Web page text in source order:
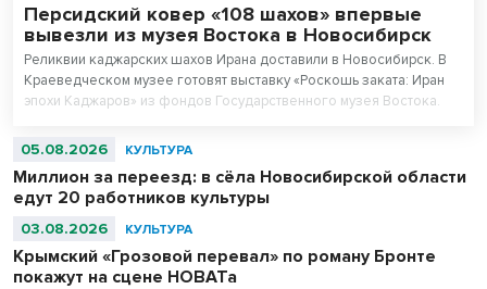
Персидский ковер «108 шахов» впервые
вывезли из музея Востока в Новосибирск
Реликвии каджарских шахов Ирана доставили в Новосибирск. В
Краеведческом музее готовят выставку «Роскошь заката: Иран
эпохи Каджаров» из фондов Государственного музея Востока.
сотканный для последнего шаха династии – 11-летнего Султан
05.08.2026 КУЛЬТУРА
Миллион за переезд: в сёла Новосибирской области
едут 20 работников культуры
03.08.2026 КУЛЬТУРА
Крымский «Грозовой перевал» по роману Бронте
покажут на сцене НОВАТа